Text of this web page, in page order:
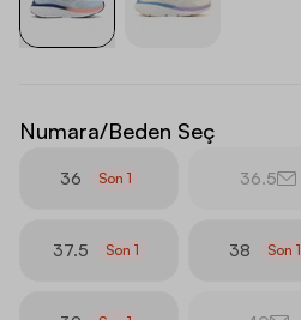
Numara/Beden Seç
36 Son 1 36.5
37.5 Son 1 38 Son 1